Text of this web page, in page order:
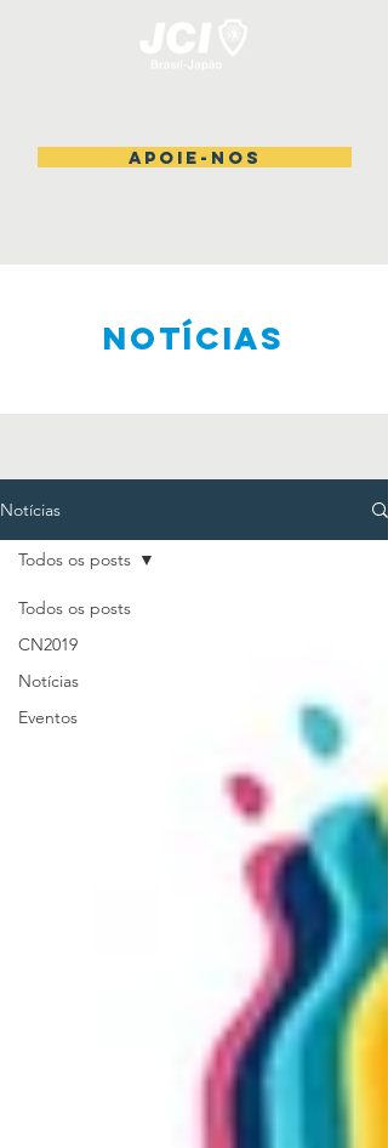
Apoie-nos
NOTÍCIAS
Notícias
Todos os posts
CN2019
Notícias
Eventos
Todos os posts